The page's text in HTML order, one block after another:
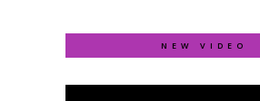
NEW VIDEO
Video